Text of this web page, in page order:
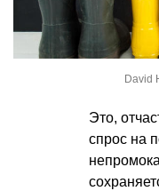
David
Это,
спрос на